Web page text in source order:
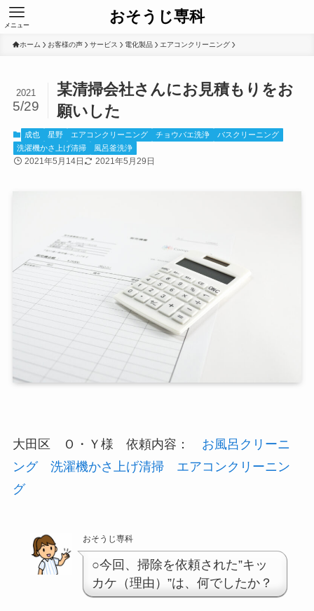
おそうじ専科
メニュー
ホーム お客様の声 サービス 電化製品 エアコンクリーニング
某清掃会社さんにお見積もりをお
願いした
2021
5/29
成也 星野 エアコンクリーニング チョウバエ洗浄
バスクリーニング
洗濯機かさ上げ清掃
風呂釜洗浄
2021年5月14日 2021年5月29日
大田区 Ｏ・Ｙ様 依頼内容： お風呂クリーニ
ング
洗濯機かさ上げ清掃
エアコンクリーニン
グ
おそうじ専科
○今回、掃除を依頼された”キッ
カケ（理由）”は、何でしたか？